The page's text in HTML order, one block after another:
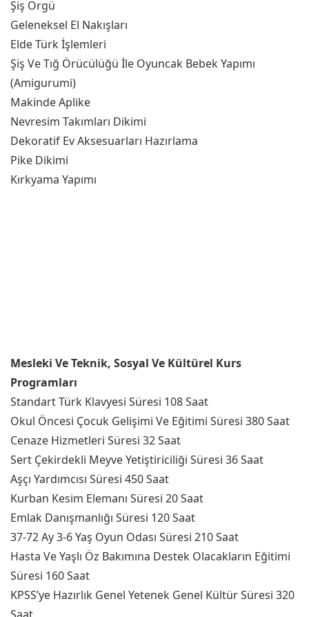
Şiş Örgü
Geleneksel El Nakışları
Elde Türk İşlemleri
Şiş Ve Tığ Örücülüğü İle Oyuncak Bebek Yapımı
(Amigurumi)
Makinde Aplike
Nevresim Takımları Dikimi
Dekoratif Ev Aksesuarları Hazırlama
Pike Dikimi
Kırkyama Yapımı
Mesleki Ve Teknik, Sosyal Ve Kültürel Kurs
Programları
Standart Türk Klavyesi Süresi 108 Saat
Okul Öncesi Çocuk Gelişimi Ve Eğitimi Süresi 380 Saat
Cenaze Hizmetleri Süresi 32 Saat
Sert Çekirdekli Meyve Yetiştiriciliği Süresi 36 Saat
Aşçı Yardımcısı Süresi 450 Saat
Kurban Kesim Elemanı Süresi 20 Saat
Emlak Danışmanlığı Süresi 120 Saat
37-72 Ay 3-6 Yaş Oyun Odası Süresi 210 Saat
Hasta Ve Yaşlı Öz Bakımına Destek Olacakların Eğitimi
Süresi 160 Saat
KPSS’ye Hazırlık Genel Yetenek Genel Kültür Süresi 320